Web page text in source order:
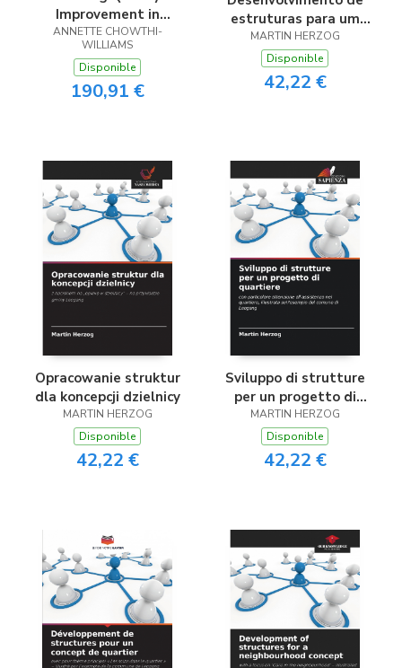
Improvement in
Nursing, Health &
Social Care (First
edition)
ANNETTE CHOWTHI-
WILLIAMS
Disponible
190,91 €
estruturas para um
conceito de bairro
MARTIN HERZOG
Disponible
42,22 €
Opracowanie struktur
dla koncepcji dzielnicy
MARTIN HERZOG
Disponible
42,22 €
Sviluppo di strutture
per un progetto di
quartiere
MARTIN HERZOG
Disponible
42,22 €